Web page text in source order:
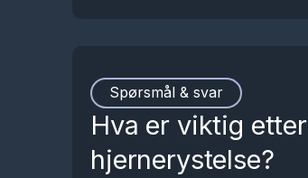
Spørsmål & svar
Hva er viktig etter
hjernerystelse?